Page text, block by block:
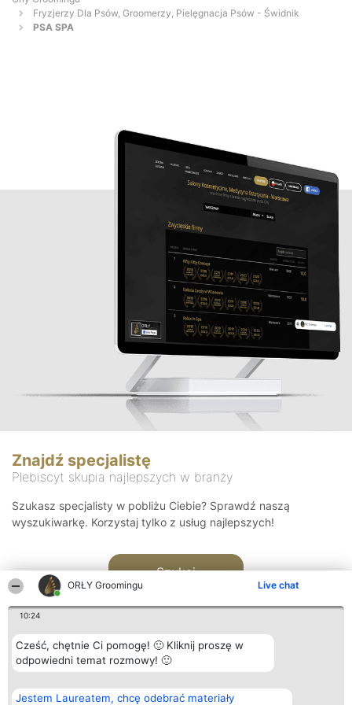
ORŁY Groomingu Live chat
10:24
Cześć, chętnie Ci pomogę! 🙂 Kliknij proszę w
odpowiedni temat rozmowy! 🙂
Jestem Laureatem, chcę odebrać materiały
Fryzjerzy Dla Psów, Groomerzy, Pielęgnacja Psów - Świdnik
PSA SPA
Znajdź specjalistę
Plebiscyt skupia najlepszych w branży
Szukasz specjalisty w pobliżu Ciebie? Sprawdź naszą
wyszukiwarkę. Korzystaj tylko z usług najlepszych!
Szukaj
Organizator plebiscytu
Bright Side Solutions sp. z o.
Plebiscyt
Laureaci
Kontakt
Kontakt